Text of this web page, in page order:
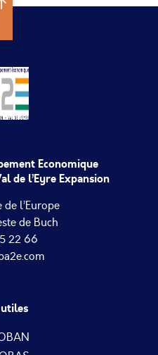
Economique
de l’Eyre Expansion
de l’Europe
de Buch
22 66